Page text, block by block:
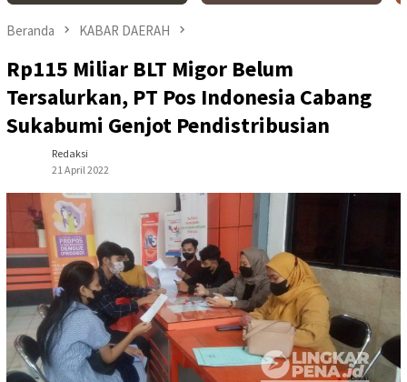
Beranda KABAR DAERAH
Rp115 Miliar BLT Migor Belum
Tersalurkan, PT Pos Indonesia Cabang
Sukabumi Genjot Pendistribusian
Redaksi
21 April 2022